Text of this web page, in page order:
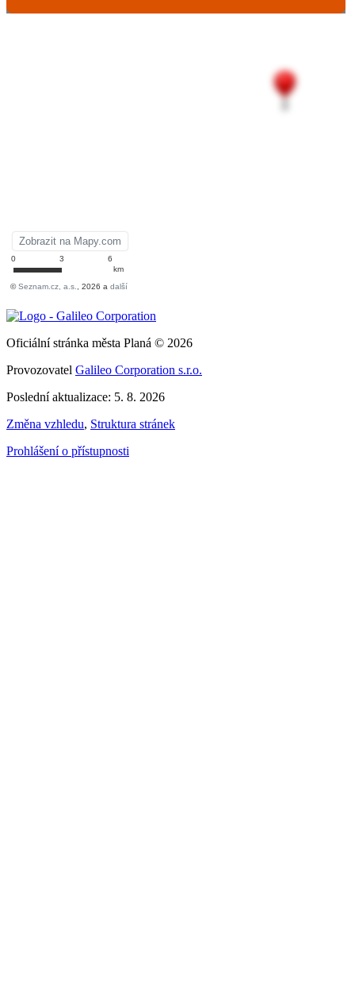
Oficiální stránka města Planá © 2026
Provozovatel Galileo Corporation s.r.o.
Poslední aktualizace: 5. 8. 2026
Změna vzhledu, Struktura stránek
Prohlášení o přístupnosti